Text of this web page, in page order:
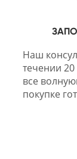
Наш
течении 20
все
покупке